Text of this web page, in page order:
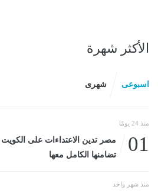
الأكثر شهرة
اسبوعى شهرى
منذ 24 يومًا
01
مصر تدين الاعتداءات على الكويت
تضامنها الكامل معها
منذ شهر واحد